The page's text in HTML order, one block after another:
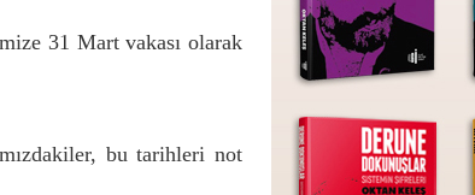
31 Mart vakası olarak
bu tarihleri not